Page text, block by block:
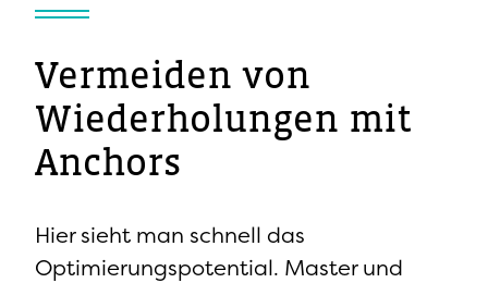
Vermeiden von
Wiederholungen mit
Anchors
Hier sieht man schnell das
Optimierungspotential. Master und